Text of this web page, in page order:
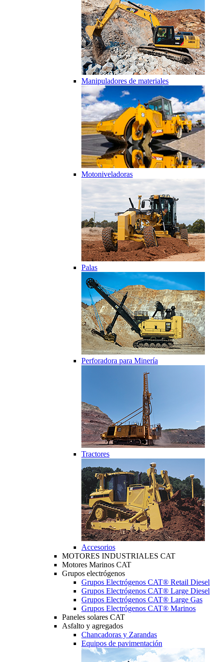
Manipuladores de materiales
Motoniveladoras
Palas
Perforadora para Minería
Tractores
Accesorios
MOTORES INDUSTRIALES CAT
Motores Marinos CAT
Grupos electrógenos
Grupos Electrógenos CAT® Retail Diesel
Grupos Electrógenos CAT® Large Diesel
Grupos Electrógenos CAT® Large Gas
Grupos Electrógenos CAT® Marinos
Paneles solares CAT
Asfalto y agregados
Chancadoras y Zarandas
Equipos de pavimentación